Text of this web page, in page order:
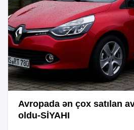
Avropada ən çox satılan
oldu-SİYAHI